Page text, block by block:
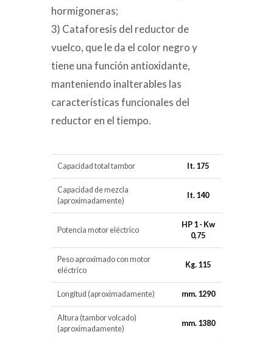
hormigoneras;
3) Cataforesis del reductor de
vuelco, que le da el color negro y
tiene una función antioxidante,
manteniendo inalterables las
características funcionales del
reductor en el tiempo.
Capacidad total tambor lt. 175
Capacidad de mezcla
(aproximadamente)
lt. 140
Potencia motor eléctrico
HP 1 - Kw
0,75
Peso aproximado con motor
eléctrico
Kg. 115
Longitud (aproximadamente) mm. 1290
Altura (tambor volcado)
(aproximadamente)
mm. 1380